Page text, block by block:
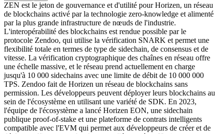
ZEN est le jeton de gouvernance et d'utilité pour Horizen, un réseau
de blockchains activé par la technologie zero-knowledge et alimenté
par la plus grande infrastructure de nœuds de l'industrie.
L'interopérabilité des blockchains est rendue possible par le
protocole Zendoo, qui utilise la vérification SNARK et permet une
flexibilité totale en termes de type de sidechain, de consensus et de
vitesse. La vérification cryptographique des chaînes en réseau offre
une échelle massive, et le réseau prend actuellement en charge
jusqu'à 10 000 sidechains avec une limite de débit de 10 000 000
TPS. Zendoo fait de Horizen un réseau de blockchains sans
permission. Les développeurs peuvent déployer leurs blockchains au
sein de l'écosystème en utilisant une variété de SDK. En 2023,
l'équipe de l'écosystème a lancé Horizen EON, une sidechain
publique proof-of-stake et une plateforme de contrats intelligents
compatible avec l'EVM qui permet aux développeurs de créer et de